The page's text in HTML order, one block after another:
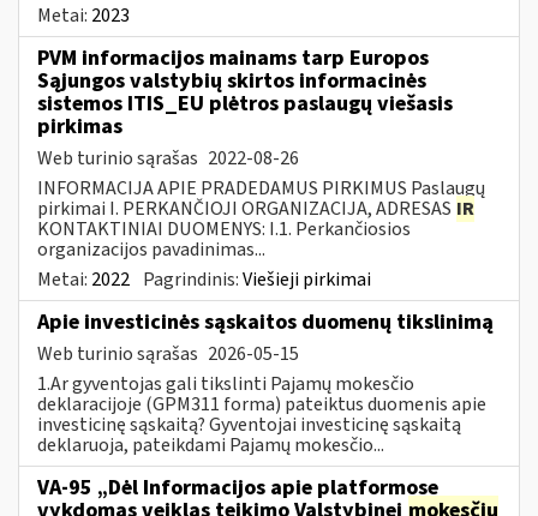
Metai: 2023
PVM informacijos mainams tarp Europos
Sąjungos valstybių skirtos informacinės
sistemos ITIS_EU plėtros paslaugų viešasis
pirkimas
Web turinio sąrašas 2022-08-26
INFORMACIJA APIE PRADEDAMUS PIRKIMUS Paslaugų
pirkimai I. PERKANČIOJI ORGANIZACIJA, ADRESAS IR
KONTAKTINIAI DUOMENYS: I.1. Perkančiosios
organizacijos pavadinimas...
Metai: 2022 Pagrindinis:Viešieji pirkimai
Apie investicinės sąskaitos duomenų tikslinimą
Web turinio sąrašas 2026-05-15
1.Ar gyventojas gali tikslinti Pajamų mokesčio
deklaracijoje (GPM311 forma) pateiktus duomenis apie
investicinę sąskaitą? Gyventojai investicinę sąskaitą
deklaruoja, pateikdami Pajamų mokesčio...
VA-95 „Dėl Informacijos apie platformose
vykdomas veiklas teikimo Valstybinei mokesčių